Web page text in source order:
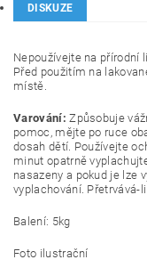
DISKUZE
Nepoužívejte na přírodní
Před použitím na
místě.
Varování: Způsobuje
pomoc, mějte po ruce
dosah dětí. Používejte
minut opatrně
nasazeny a pokud je lze
vyplachování. Přetrvává-
Balení: 5kg
Foto ilustrační